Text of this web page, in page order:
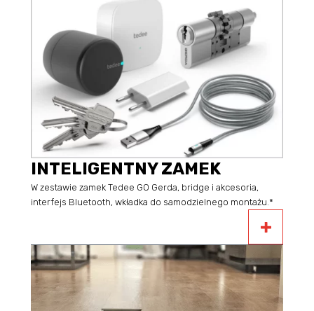
INTELIGENTNY ZAMEK
W zestawie zamek Tedee GO Gerda, bridge i akcesoria,
interfejs Bluetooth, wkładka do samodzielnego montażu.*